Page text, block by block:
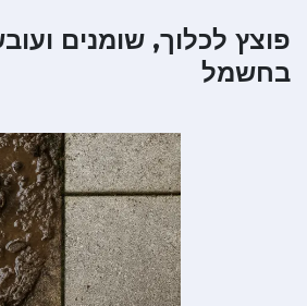
פוצץ לכלוך, שומנים
בחשמל